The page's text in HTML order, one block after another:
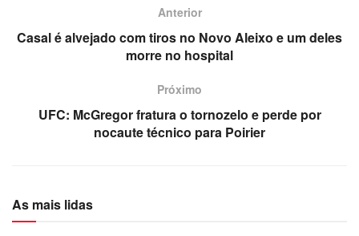
Anterior
Casal é alvejado com tiros no Novo Aleixo e um deles
morre no hospital
Próximo
UFC: McGregor fratura o tornozelo e perde por
nocaute técnico para Poirier
As mais lidas